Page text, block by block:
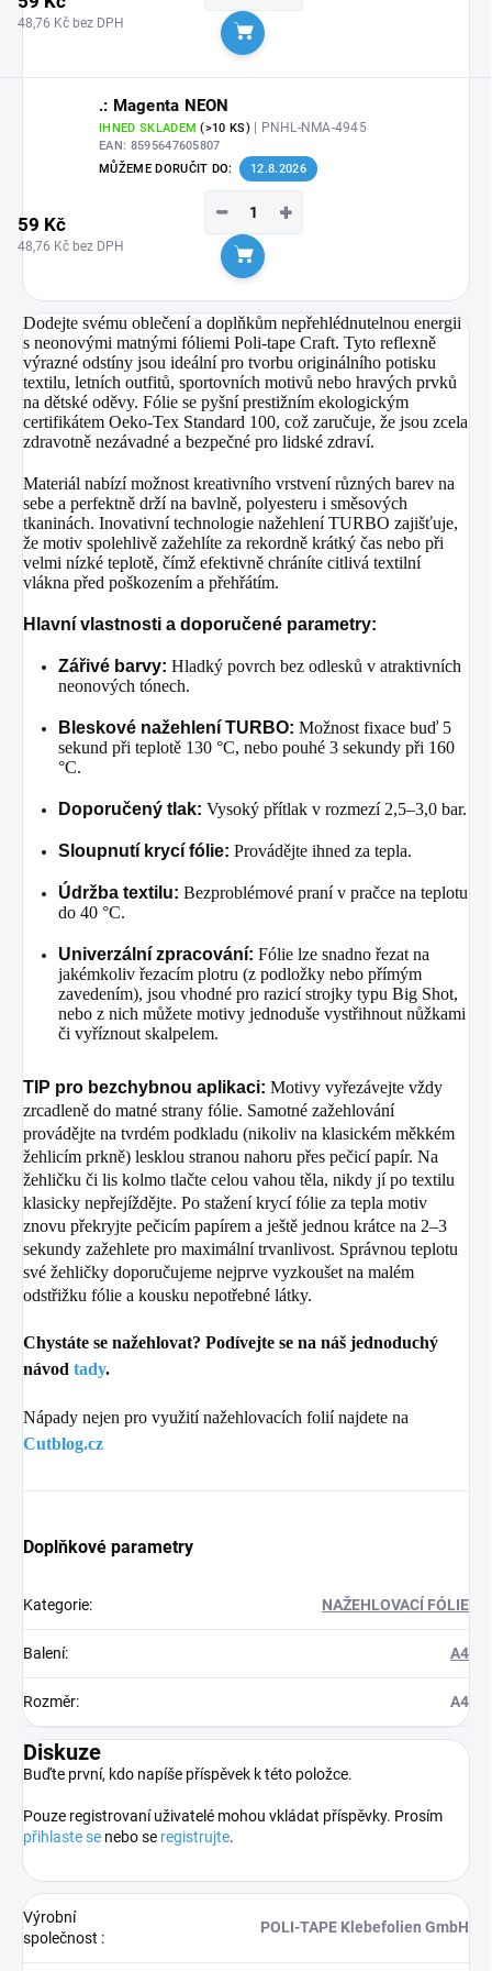
48,76 Kč bez DPH
Do košíku
.: Magenta NEON
IHNED SKLADEM(>10 KS) | PNHL-NMA-4945
EAN: 8595647605807
MŮŽEME DORUČIT DO:
12.8.2026
59 Kč
48,76 Kč bez DPH
+
−
Do košíku
Dodejte svému oblečení a doplňkům nepřehlédnutelnou energii
s neonovými matnými fóliemi Poli-tape Craft. Tyto reflexně
výrazné odstíny jsou ideální pro tvorbu originálního potisku
textilu, letních outfitů, sportovních motivů nebo hravých prvků
na dětské oděvy. Fólie se pyšní prestižním ekologickým
certifikátem Oeko-Tex Standard 100, což zaručuje, že jsou zcela
zdravotně nezávadné a bezpečné pro lidské zdraví.
Materiál nabízí možnost kreativního vrstvení různých barev na
sebe a perfektně drží na bavlně, polyesteru i směsových
tkaninách. Inovativní technologie nažehlení TURBO zajišťuje,
že motiv spolehlivě zažehlíte za rekordně krátký čas nebo při
velmi nízké teplotě, čímž efektivně chráníte citlivá textilní
vlákna před poškozením a přehřátím.
Hlavní vlastnosti a doporučené parametry:
Zářivé barvy: Hladký povrch bez odlesků v atraktivních
neonových tónech.
Bleskové nažehlení TURBO: Možnost fixace buď 5
sekund při teplotě 130 °C, nebo pouhé 3 sekundy při 160
°C.
Doporučený tlak: Vysoký přítlak v rozmezí 2,5–3,0 bar.
Sloupnutí krycí fólie: Provádějte ihned za tepla.
Údržba textilu: Bezproblémové praní v pračce na teplotu
do 40 °C.
Univerzální zpracování: Fólie lze snadno řezat na
jakémkoliv řezacím plotru (z podložky nebo přímým
zavedením), jsou vhodné pro razicí strojky typu Big Shot,
nebo z nich můžete motivy jednoduše vystřihnout nůžkami
či vyříznout skalpelem.
TIP pro bezchybnou aplikaci: Motivy vyřezávejte vždy
zrcadleně do matné strany fólie. Samotné zažehlování
provádějte na tvrdém podkladu (nikoliv na klasickém měkkém
žehlicím prkně) lesklou stranou nahoru přes pečicí papír. Na
žehličku či lis kolmo tlačte celou vahou těla, nikdy jí po textilu
klasicky nepřejíždějte. Po stažení krycí fólie za tepla motiv
znovu překryjte pečicím papírem a ještě jednou krátce na 2–3
sekundy zažehlete pro maximální trvanlivost. Správnou teplotu
své žehličky doporučujeme nejprve vyzkoušet na malém
odstřižku fólie a kousku nepotřebné látky.
Chystáte se nažehlovat? Podívejte se na náš jednoduchý
návod tady.
Nápady nejen pro využití nažehlovacích folií najdete na
Cutblog.cz
Doplňkové parametry
Kategorie: NAŽEHLOVACÍ FÓLIE
Balení: A4
Rozměr: A4
Diskuze
Buďte první, kdo napíše příspěvek k této položce.
Pouze registrovaní uživatelé mohou vkládat příspěvky. Prosím
přihlaste se nebo se registrujte.
Výrobní
společnost :
POLI‑TAPE Klebefolien GmbH